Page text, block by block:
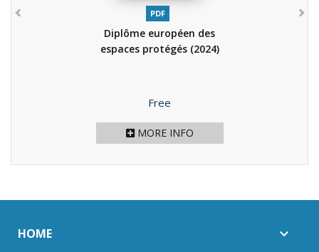
PDF
Diplôme européen des
espaces protégés (2024)
Price
Free
MORE INFO
HOME 